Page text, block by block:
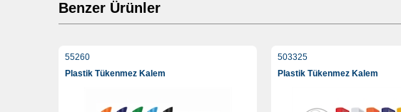
Benzer Ürünler
55260
Plastik Tükenmez Kalem
503325
Plastik Tükenmez Kalem